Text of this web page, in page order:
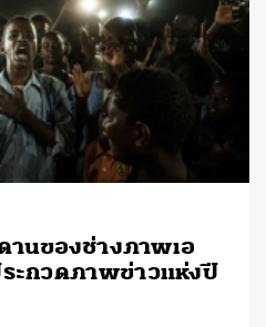
านของช่างภาพเอ
ะกวดภาพข่าวแห่งปี